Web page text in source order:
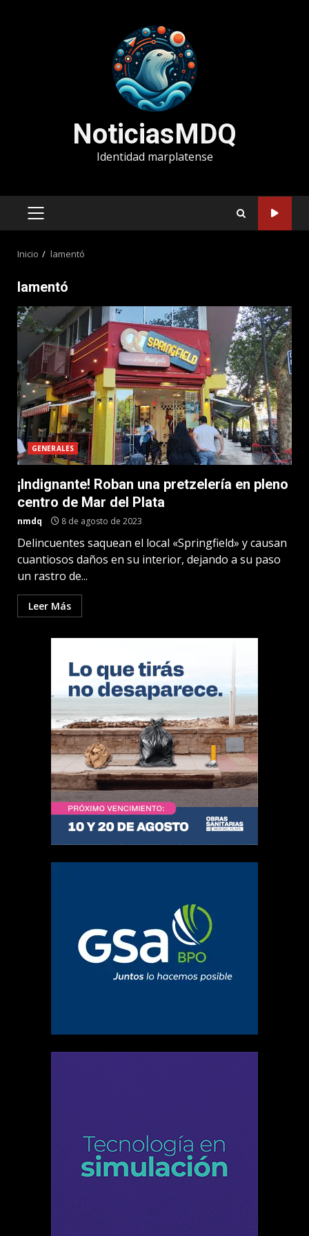
NoticiasMDQ
Identidad marplatense
MENÚ
Inicio lamentó
lamentó
GENERALES
¡Indignante! Roban una pretzelería en pleno
centro de Mar del Plata
nmdq 8 de agosto de 2023
Delincuentes saquean el local «Springfield» y causan
cuantiosos daños en su interior, dejando a su paso
un rastro de...
Leer Más